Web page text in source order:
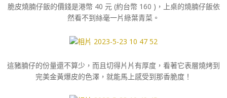
脆皮燒腩仔飯的價錢是港幣 40 元 (約台幣 160 )，上桌的燒腩仔飯依
然看不到絲毫一片綠葉青菜。
這豬腩仔的份量還不算少，而且切得片片有厚度，看著它表層燒烤到
完美金黃爆皮的色澤，就能馬上感受到那香脆度！